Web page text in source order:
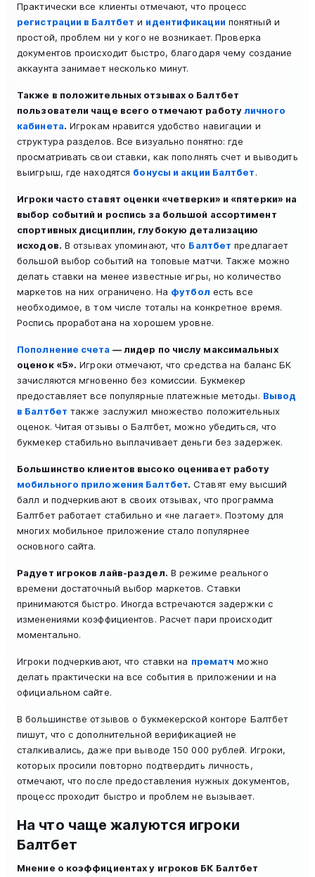
Практически все клиенты отмечают, что процесс
регистрации в Балтбет и идентификации понятный и
простой, проблем ни у кого не возникает. Проверка
документов происходит быстро, благодаря чему создание
аккаунта занимает несколько минут.
Также в положительных отзывах о Балтбет
пользователи чаще всего отмечают работуличного
кабинета. Игрокам нравится удобство навигации и
структура разделов. Все визуально понятно: где
просматривать свои ставки, как пополнять счет и выводить
выигрыш, где находятся бонусы и акции Балтбет.
Игроки часто ставят оценки «четверки» и «пятерки» на
выбор событий и роспись за большой ассортимент
спортивных дисциплин, глубокую детализацию
исходов. В отзывах упоминают, что Балтбет предлагает
большой выбор событий на топовые матчи. Также можно
делать ставки на менее известные игры, но количество
маркетов на них ограничено. На футбол есть все
необходимое, в том числе тоталы на конкретное время.
Роспись проработана на хорошем уровне.
Пополнение счета — лидер по числу максимальных
оценок «5». Игроки отмечают, что средства на баланс БК
зачисляются мгновенно без комиссии. Букмекер
предоставляет все популярные платежные методы. Вывод
в Балтбет также заслужил множество положительных
оценок. Читая отзывы о Балтбет, можно убедиться, что
букмекер стабильно выплачивает деньги без задержек.
Большинство клиентов высоко оценивает работу
мобильного приложения Балтбет. Ставят ему высший
балл и подчеркивают в своих отзывах, что программа
Балтбет работает стабильно и «не лагает». Поэтому для
многих мобильное приложение стало популярнее
основного сайта.
Радует игроков лайв-раздел. В режиме реального
времени достаточный выбор маркетов. Ставки
принимаются быстро. Иногда встречаются задержки с
изменениями коэффициентов. Расчет пари происходит
моментально.
Игроки подчеркивают, что ставки на прематч можно
делать практически на все события в приложении и на
официальном сайте.
В большинстве отзывов о букмекерской конторе Балтбет
пишут, что с дополнительной верификацией не
сталкивались, даже при выводе 150 000 рублей. Игроки,
которых просили повторно подтвердить личность,
отмечают, что после предоставления нужных документов,
процесс проходит быстро и проблем не вызывает.
На что чаще жалуются игроки
Балтбет
Мнение о коэффициентах у игроков БК Балтбет